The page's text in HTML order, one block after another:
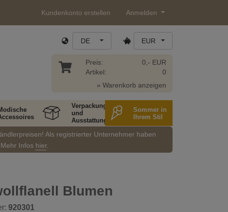
Kundenkonto erstellen Anmelden
DE EUR
Preis:
Artikel:
0,- EUR
0
» Warenkorb anzeigen
Verpackung
und
Ausstattung
Sommer in
Ihrem Stil
Als registrierter Unternehmer haben
Infos hier.
Blumen
920301